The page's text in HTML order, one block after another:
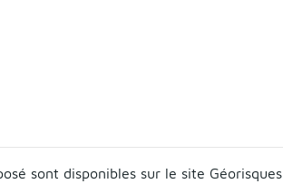
sont disponibles sur le site Géorisques